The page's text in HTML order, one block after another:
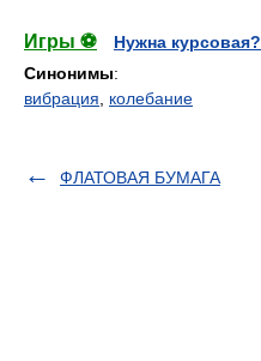
Игры ⚽
Нужна курсовая?
Синонимы:
вибрация
колебание
ФЛАТОВАЯ БУМАГА